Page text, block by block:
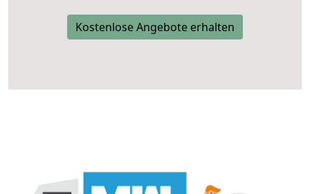
Kostenlose Angebote erhalten